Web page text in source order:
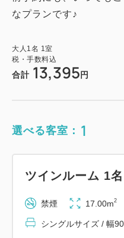
なプランです♪
大人 1 名 1 室
税・手数料込
合計 13,395 円
選べる客室： 1
ツインルーム 1名
禁煙 17.00m2
シングルサイズ / 幅